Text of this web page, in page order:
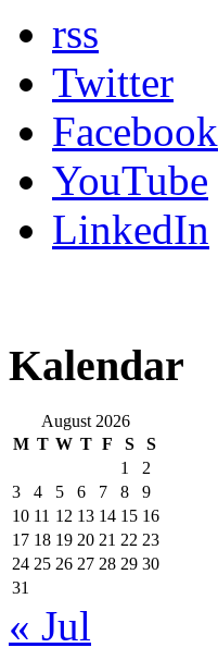
rss
Twitter
Facebook
YouTube
LinkedIn
Kalendar
August 2026
M T W T F S
S
1
2
3
4 5 6 7 8
9
10 11 12 13 14 15 16
17 18 19 20 21 22 23
24 25 26 27 28 29 30
31
« Jul